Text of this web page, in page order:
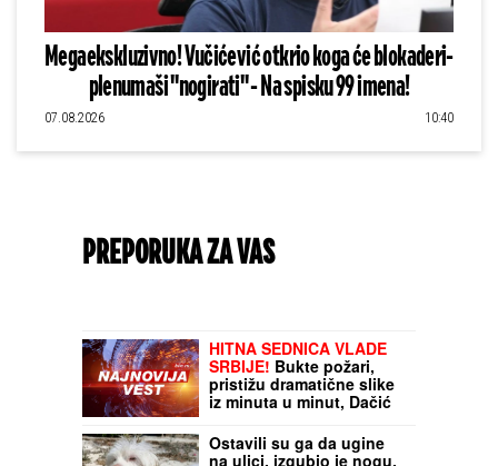
Megaekskluzivno! Vučićević otkrio koga će blokaderi-
plenumaši "nogirati" - Na spisku 99 imena!
07.08.2026 10:40
PREPORUKA ZA VAS